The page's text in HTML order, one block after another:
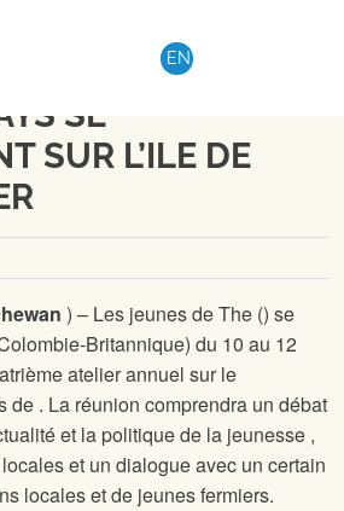
EN
DE PRESSE
FERMIERES DE
SE
SUR L’ILE DE
) – Les jeunes deThe () se
Britannique) du 10 au 12
atelier annuel sur le
de . La réunion comprendra un débat
et la politique de la jeunesse ,
et un dialogue avec un certain
locales et de jeunes fermiers.